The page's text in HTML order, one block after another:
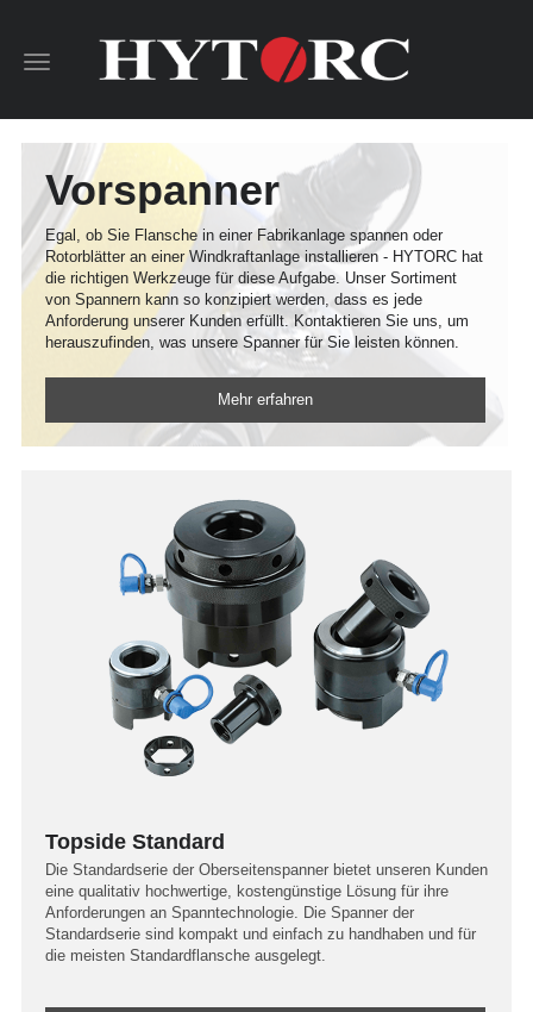
Toggle
Vorspanner
Egal, ob Sie Flansche in einer Fabrikanlage spannen oder
Rotorblätter an einer Windkraftanlage installieren - HYTORC hat
die richtigen Werkzeuge für diese Aufgabe. Unser Sortiment
von Spannern kann so konzipiert werden, dass es jede
Anforderung unserer Kunden erfüllt. Kontaktieren Sie uns, um
herauszufinden, was unsere Spanner für Sie leisten können.
Mehr erfahren
Topside Standard
Die Standardserie der Oberseitenspanner bietet unseren Kunden
eine qualitativ hochwertige, kostengünstige Lösung für ihre
Anforderungen an Spanntechnologie. Die Spanner der
Standardserie sind kompakt und einfach zu handhaben und für
die meisten Standardflansche ausgelegt.